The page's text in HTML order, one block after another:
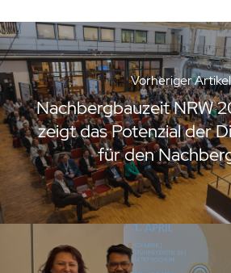
Vorheriger Artikel
Nachbergbauzeit NRW
zeigt das Potenzial der
für den